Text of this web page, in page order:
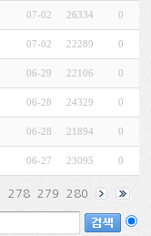
07-02 26334 0
07-02 22289 0
06-29 22106 0
06-28 24329 0
(2)06-28 21894 0
요. ㅎ…
06-27 23095 0
278 279 280